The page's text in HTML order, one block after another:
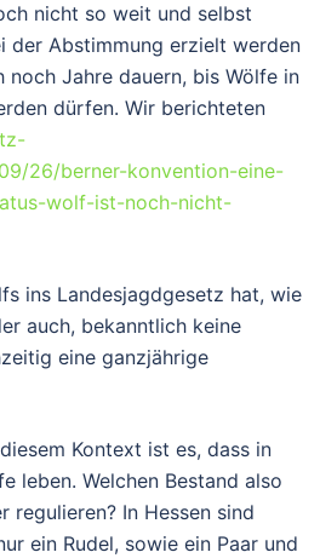
nicht so weit und selbst
der Abstimmung erzielt werden
Jahre dauern, bis Wölfe in
dürfen. Wir berichteten
26/berner-konvention-eine-
wolf-ist-noch-nicht-
ins Landesjagdgesetz hat, wie
auch, bekanntlich keine
eine ganzjährige
Kontext ist es, dass in
leben. Welchen Bestand also
regulieren? In Hessen sind
ein Rudel, sowie ein Paar und